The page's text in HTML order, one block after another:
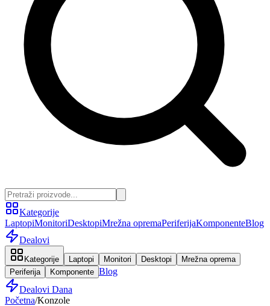
Kategorije
LaptopiMonitoriDesktopiMrežna opremaPeriferijaKomponenteBlog
Dealovi
Kategorije Laptopi Monitori Desktopi
Mrežna oprema
Periferija
Komponente Blog
Dealovi Dana
Početna/Konzole